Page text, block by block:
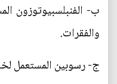
ب- الفنبلسبيوتوزون
والفقرات.
ج- رسوبين المستعمل